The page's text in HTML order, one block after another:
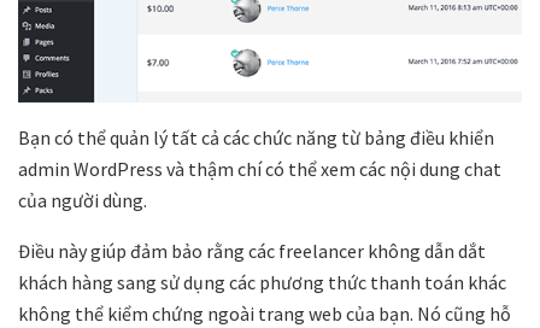
Bạn có thể quản lý tất cả các chức năng từ bảng điều khiển
admin WordPress và thậm chí có thể xem các nội dung chat
của người dùng.
Điều này giúp đảm bảo rằng các freelancer không dẫn dắt
khách hàng sang sử dụng các phương thức thanh toán khác
không thể kiểm chứng ngoài trang web của bạn. Nó cũng hỗ